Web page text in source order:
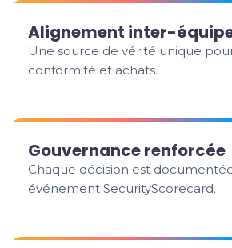
Alignement inter-
Une source de vérité unique
conformité et achats.
Gouvernance renforcée
Chaque décision est
événement SecurityScorecard.